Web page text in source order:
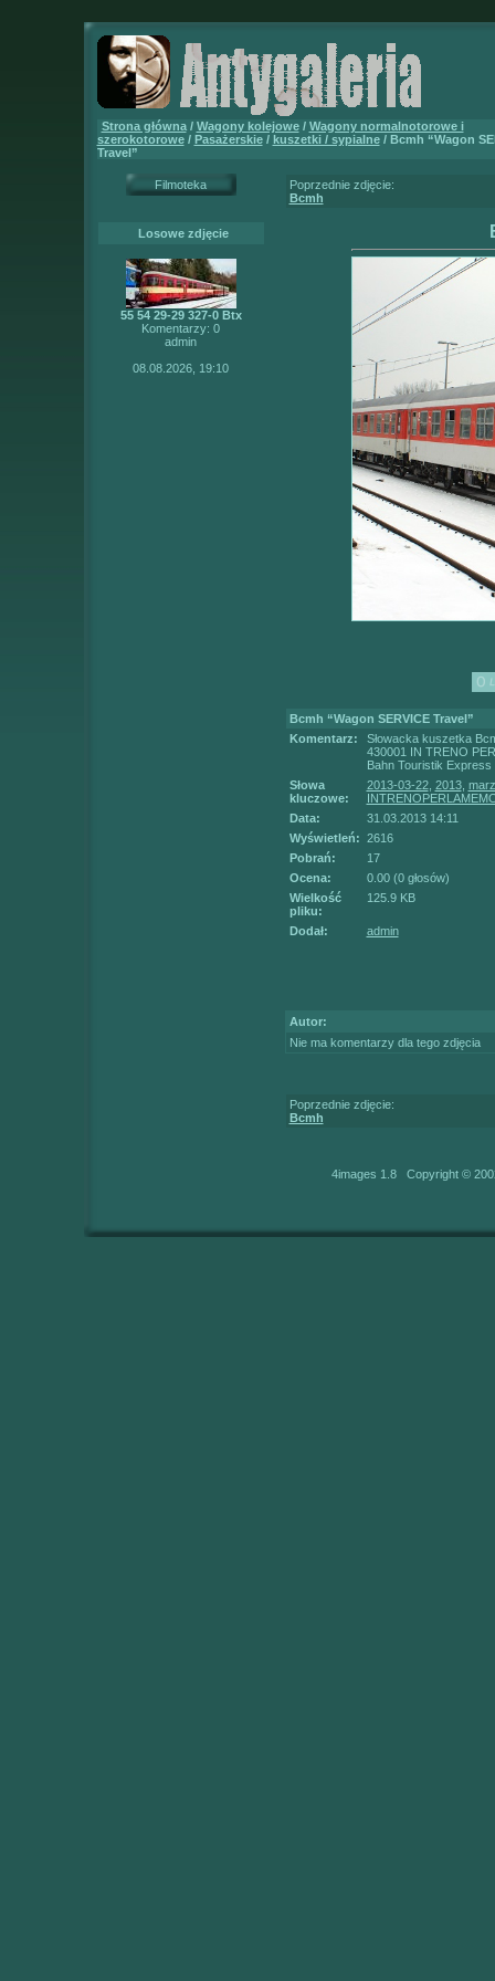
Strona główna/ Wagony kolejowe/ Wagony normalnotorowe i
szerokotorowe/ Pasażerskie/ kuszetki / sypialne/ Bcmh “Wagon
Travel”
Filmoteka
Losowe zdjęcie
55 54 29-29 327-0 Btx
Komentarzy: 0
admin
08.08.2026, 19:10
Poprzednie zdjęcie:
Bcmh
Bcmh “Wagon SERVICE Travel”
Komentarz:
Słowacka kuszetka
430001 IN TRENO
Bahn Touristik
Słowa
kluczowe:
2013-03-22, 2013,
Data:
31.03.2013 14:11
Wyświetleń: 2616
Pobrań:
17
Ocena:
0.00 (0 głosów)
Wielkość
pliku:
125.9 KB
Dodał: admin
Autor:
Nie ma komentarzy dla tego zdjęcia
Poprzednie zdjęcie:
Bcmh
4images 1.8 Copyright ©